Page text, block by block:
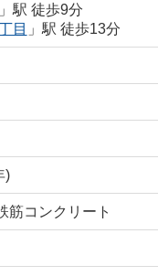
」駅 徒歩9分
目 」駅 徒歩13分
)
筋コンクリート